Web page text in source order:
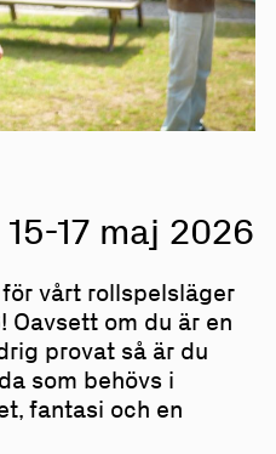
17 maj 2026
vårt rollspelsläger
Oavsett om du är en
provat så är du
som behövs i
fantasi och en